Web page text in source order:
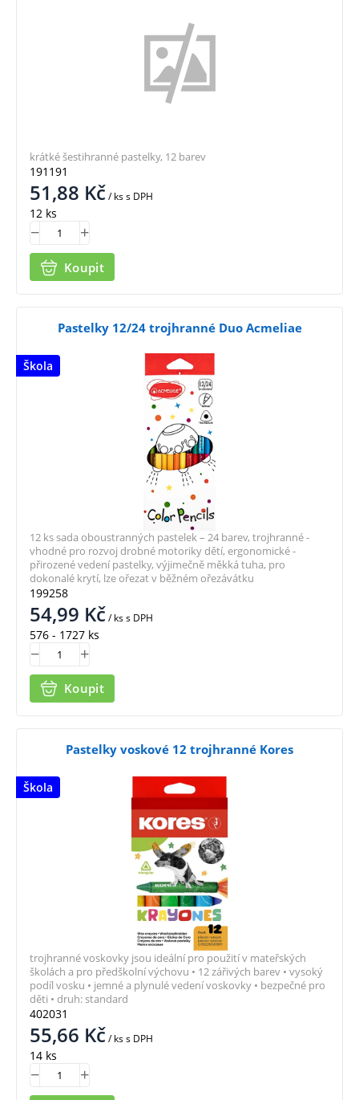
191191
51,88 Kč/ kss DPH
12 ks
Koupit
krátké šestihranné pastelky, 12 barev
Škola
Pastelky 12/24 trojhranné Duo Acmeliae
199258
54,99 Kč/ kss DPH
576 - 1727 ks
Koupit
12 ks sada oboustranných pastelek – 24 barev, trojhranné -
vhodné pro rozvoj drobné motoriky dětí, ergonomické -
přirozené vedení pastelky, výjimečně měkká tuha, pro
dokonalé krytí, lze ořezat v běžném ořezávátku
Škola
Pastelky voskové 12 trojhranné Kores
402031
55,66 Kč/ kss DPH
14 ks
trojhranné voskovky jsou ideální pro použití v mateřských
školách a pro předškolní výchovu • 12 zářivých barev • vysoký
podíl vosku • jemné a plynulé vedení voskovky • bezpečné pro
děti • druh: standard